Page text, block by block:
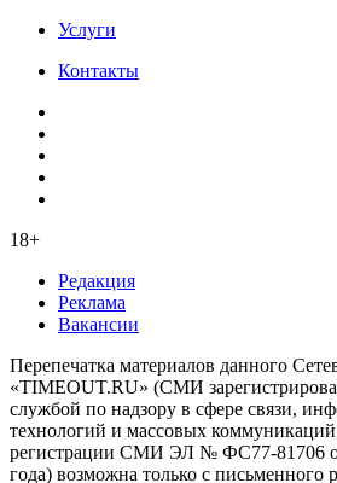
Услуги
Контакты
18+
Редакция
Реклама
Вакансии
Перепечатка материалов данного
«TIMEOUT.RU» (СМИ
службой по надзору в сфере связи,
технологий и массовых
регистрации СМИ ЭЛ № ФС77-81706 от
года) возможна только с письменного